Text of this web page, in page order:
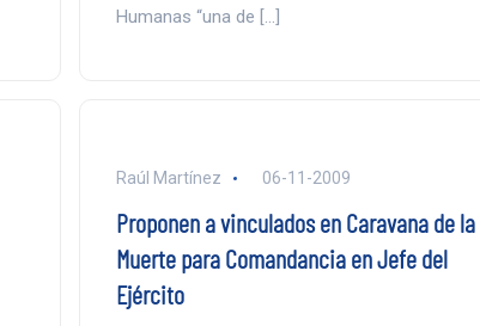
Humanas “una de […]
Raúl Martínez 06-11-2009
Proponen a vinculados en Caravana de la
Muerte para Comandancia en Jefe del
Ejército